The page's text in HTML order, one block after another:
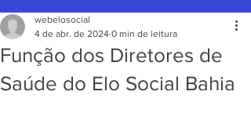
Função dos Diretores de
Saúde do Elo Social Bahia
webelosocial
4 de abr. de 2024 0 min de leitura